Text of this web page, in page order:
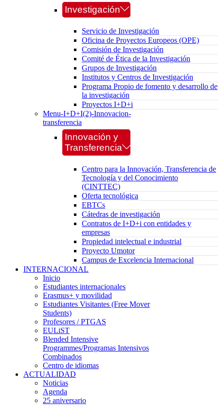
Investigación
Servicio de Investigación
Oficina de Proyectos Europeos (OPE)
Comisión de Investigación
Comité de Ética de la Investigación
Grupos de Investigación
Institutos y Centros de Investigación
Programa Propio de fomento y desarrollo de
la investigación
Proyectos I+D+i
Menu-I+D+I(2)-Innovacion-
transferencia
Innovación y
Transferencia
Centro para la Innovación, Transferencia de
Tecnología y del Conocimiento
(CINTTEC)
Oferta tecnológica
EBTCs
Cátedras de investigación
Contratos de I+D+i con entidades y
empresas
Propiedad intelectual e industrial
Proyecto Umotor
Campus de Excelencia Internacional
INTERNACIONAL
Inicio
Estudiantes internacionales
Erasmus+ y movilidad
Estudiantes Visitantes (Free Mover
Students)
Profesores / PTGAS
EULiST
Blended Intensive
Programmes/Programas Intensivos
Combinados
Centro de idiomas
ACTUALIDAD
Noticias
Agenda
25 aniversario